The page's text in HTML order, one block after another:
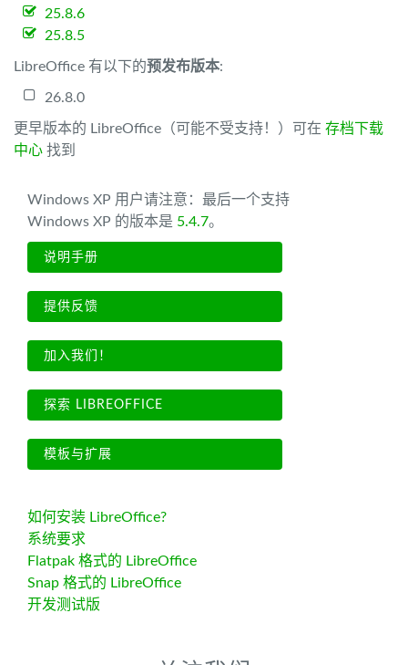
25.8.6
25.8.5
LibreOffice 有以下的预发布版本:
26.8.0
更早版本的 LibreOffice（可能不受支持！）可在 存档下载
中心 找到
Windows XP 用户请注意：最后一个支持
Windows XP 的版本是 5.4.7。
说明手册
提供反馈
加入我们！
探索 LIBREOFFICE
模板与扩展
如何安装 LibreOffice?
系统要求
Flatpak 格式的 LibreOffice
Snap 格式的 LibreOffice
开发测试版